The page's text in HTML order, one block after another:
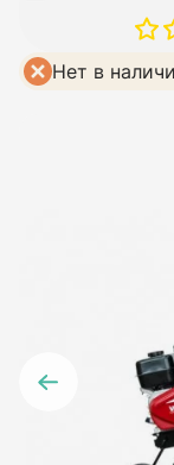
Нет в